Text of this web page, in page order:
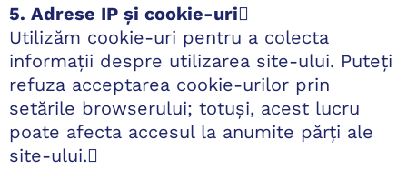
5. Adrese IP și cookie-uri
Utilizăm cookie-uri pentru a colecta
informații despre utilizarea site-ului. Puteți
refuza acceptarea cookie-urilor prin
setările browserului; totuși, acest lucru
poate afecta accesul la anumite părți ale
site-ului.